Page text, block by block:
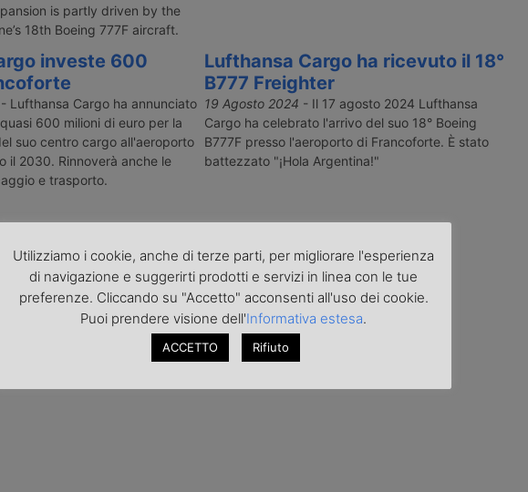
is partly driven by the
18th Boeing 777F aircraft.
investe 600
- Lufthansa Cargo ha annunciato
600 milioni di euro per la
suo centro cargo all'aeroporto
il 2030. Rinnoverà anche le
e trasporto.
Lufthansa Cargo ha ricevuto il 18°
B777 Freighter
19 Agosto 2024 - Il 17 agosto 2024 Lufthansa
Cargo ha celebrato l'arrivo del suo 18° Boeing
B777F presso l'aeroporto di Francoforte. È stato
battezzato "¡Hola Argentina!"
Utilizziamo i cookie, anche di terze parti, per migliorare l'esperienza
di navigazione e suggerirti prodotti e servizi in linea con le tue
preferenze. Cliccando su "Accetto" acconsenti all'uso dei cookie.
Puoi prendere visione dell'Informativa estesa.
ACCETTO Rifiuto